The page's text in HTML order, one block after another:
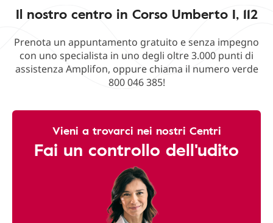
Il nostro centro in Corso Umberto I, 112
Prenota un appuntamento gratuito e senza impegno
con uno specialista in uno degli oltre 3.000 punti di
assistenza Amplifon, oppure chiama il numero verde
800 046 385!
Vieni a trovarci nei nostri Centri
Fai un controllo dell'udito